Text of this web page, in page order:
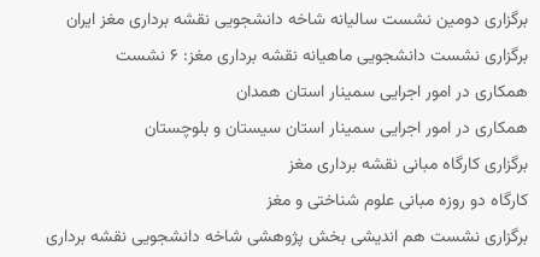
برگزاری دومین نشست سالیانه شاخه دانشجویی نقشه برداری مغز ایران
برگزاری نشست دانشجویی ماهیانه نقشه برداری مغز: ۶ نشست
همکاری در امور اجرایی سمینار استان همدان
همکاری در امور اجرایی سمینار استان سیستان و بلوچستان
برگزاری کارگاه مبانی نقشه برداری مغز
کارگاه دو روزه مبانی علوم شناختی و مغز
برگزاری نشست هم اندیشی بخش پژوهشی شاخه دانشجویی نقشه برداری